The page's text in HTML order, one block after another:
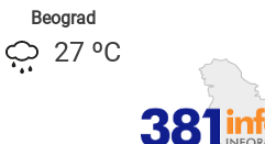
Beograd
27 ºC